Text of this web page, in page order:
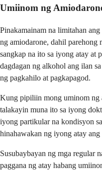
Umiinom ng
Pinakamainam na limitahan
ng amiodarone, dahil parehong
sangkap na ito sa iyong atay at
dagdagan ng alkohol ang ilan
ng pagkahilo at pagkapagod.
Kung pipiliin mong uminom ng
talakayin muna ito sa iyong
iyong partikular na kondisyon
hinahawakan ng iyong atay ang
Susubaybayan ng mga regular
paggana ng atay habang